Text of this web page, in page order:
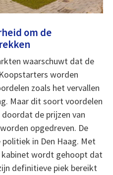
om de
waarschuwt dat de
worden
zoals het vervallen
Maar dit soort voordelen
de prijzen van
opgedreven. De
in Den Haag. Met
wordt gehoopt dat
definitieve piek bereikt